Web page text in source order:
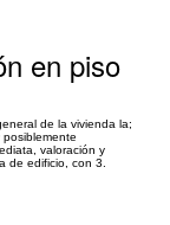
en piso
de la vivienda la;
valoración y
de edificio, con 3.